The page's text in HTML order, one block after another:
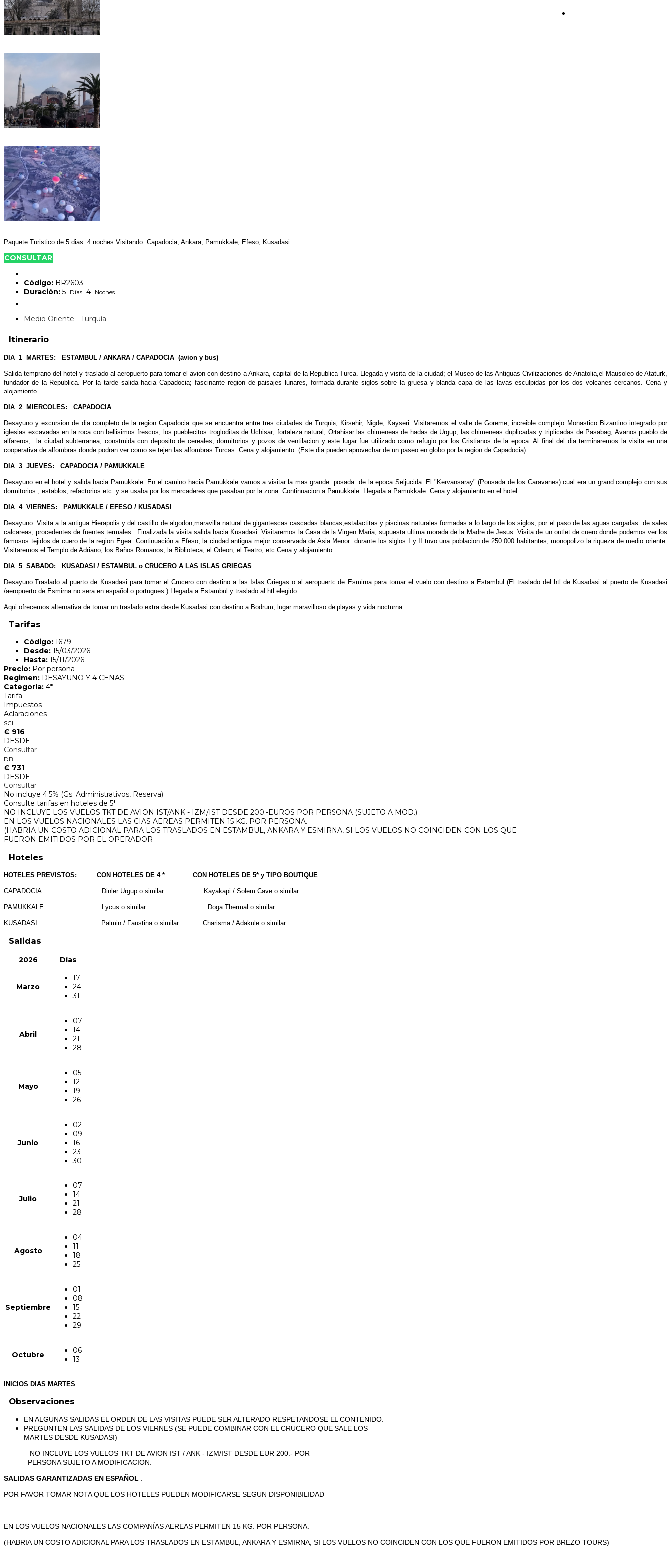
Paquete Turistico de 5 dias 4 noches Visitando Capadocia, Ankara, Pamukkale, Efeso, Kusadasi.
CONSULTAR
Código: BR2603
Duración: 5 Días 4 Noches
Medio Oriente - Turquía
Itinerario
DIA 1 MARTES: ESTAMBUL / ANKARA / CAPADOCIA (avion y bus)
Salida temprano del hotel y traslado al aeropuerto para tomar el avion con destino a Ankara, capital de la Republica Turca. Llegada y visita de la ciudad; el Museo de las Antiguas Civilizaciones de Anatolia,el Mausoleo de Ataturk,
fundador de la Republica. Por la tarde salida hacia Capadocia; fascinante region de paisajes lunares, formada durante siglos sobre la gruesa y blanda capa de las lavas esculpidas por los dos volcanes cercanos. Cena y
alojamiento.
DIA 2 MIERCOLES: CAPADOCIA
Desayuno y excursion de dia completo de la region Capadocia que se encuentra entre tres ciudades de Turquia; Kirsehir, Nigde, Kayseri. Visitaremos el valle de Goreme, increible complejo Monastico Bizantino integrado por
iglesias excavadas en la roca con bellisimos frescos, los pueblecitos trogloditas de Uchisar; fortaleza natural, Ortahisar las chimeneas de hadas de Urgup, las chimeneas duplicadas y triplicadas de Pasabag, Avanos pueblo de
alfareros, la ciudad subterranea, construida con deposito de cereales, dormitorios y pozos de ventilacion y este lugar fue utilizado como refugio por los Cristianos de la epoca. Al final del dia terminaremos la visita en una
cooperativa de alfombras donde podran ver como se tejen las alfombras Turcas. Cena y alojamiento. (Este dia pueden aprovechar de un paseo en globo por la region de Capadocia)
DIA 3 JUEVES: CAPADOCIA / PAMUKKALE
Desayuno en el hotel y salida hacia Pamukkale. En el camino hacia Pamukkale vamos a visitar la mas grande posada de la epoca Seljucida. El "Kervansaray" (Pousada de los Caravanes) cual era un grand complejo con sus
dormitorios , establos, refactorios etc. y se usaba por los mercaderes que pasaban por la zona. Continuacion a Pamukkale. Llegada a Pamukkale. Cena y alojamiento en el hotel.
DIA 4 VIERNES: PAMUKKALE / EFESO / KUSADASI
Desayuno. Visita a la antigua Hierapolis y del castillo de algodon,maravilla natural de gigantescas cascadas blancas,estalactitas y piscinas naturales formadas a lo largo de los siglos, por el paso de las aguas cargadas de sales
calcareas, procedentes de fuentes termales. Finalizada la visita salida hacia Kusadasi. Visitaremos la Casa de la Virgen Maria, supuesta ultima morada de la Madre de Jesus. Visita de un outlet de cuero donde podemos ver los
famosos tejidos de cuero de la region Egea. Continuación a Efeso, la ciudad antigua mejor conservada de Asia Menor durante los siglos І y ІІ tuvo una poblacion de 250.000 habitantes, monopolizo la riqueza de medio oriente.
Visitaremos el Templo de Adriano, los Baños Romanos, la Biblioteca, el Odeon, el Teatro, etc.Cena y alojamiento.
DIA 5 SABADO: KUSADASI / ESTAMBUL o CRUCERO A LAS ISLAS GRIEGAS
Desayuno.Traslado al puerto de Kusadasi para tomar el Crucero con destino a las Islas Griegas o al aeropuerto de Esmirna para tomar el vuelo con destino a Estambul (El traslado del htl de Kusadasi al puerto de Kusadasi
/aeropuerto de Esmirna no sera en español o portugues.) Llegada a Estambul y traslado al htl elegido.
Aqui ofrecemos alternativa de tomar un traslado extra desde Kusadasi con destino a Bodrum, lugar maravilloso de playas y vida nocturna.
Tarifas
Código: 1679
Desde: 15/03/2026
Hasta: 15/11/2026
Precio: Por persona
Regimen: DESAYUNO Y 4 CENAS
Categoría: 4*
Tarifa
Impuestos
Aclaraciones
SGL
€ 916
DESDE
Consultar
DBL
€ 731
DESDE
Consultar
No incluye 4.5% (Gs. Administrativos, Reserva)
Consulte tarifas en hoteles de 5*
NO INCLUYE LOS VUELOS TKT DE AVION IST/ANK - IZM/IST DESDE 200.-EUROS POR PERSONA (SUJETO A MOD.) .
EN LOS VUELOS NACIONALES LAS CIAS AEREAS PERMITEN 15 KG. POR PERSONA.
(HABRIA UN COSTO ADICIONAL PARA LOS TRASLADOS EN ESTAMBUL, ANKARA Y ESMIRNA, SI LOS VUELOS NO COINCIDEN CON LOS QUE
FUERON EMITIDOS POR EL OPERADOR
Hoteles
HOTELES PREVISTOS: CON HOTELES DE 4 * CON HOTELES DE 5* y TIPO BOUTIQUE
CAPADOCIA : Dinler Urgup o similar Kayakapi / Solem Cave o similar
PAMUKKALE : Lycus o similar Doga Thermal o similar
KUSADASI : Palmin / Faustina o similar Charisma / Adakule o similar
Salidas
2026 Días
Marzo
17
24
31
Abril
07
14
21
28
Mayo
05
12
19
26
Junio
02
09
16
23
30
Julio
07
14
21
28
Agosto
04
11
18
25
Septiembre
01
08
15
22
29
Octubre
06
13
INICIOS DIAS MARTES
Observaciones
EN ALGUNAS SALIDAS EL ORDEN DE LAS VISITAS PUEDE SER ALTERADO RESPETANDOSE EL CONTENIDO.
PREGUNTEN LAS SALIDAS DE LOS VIERNES (SE PUEDE COMBINAR CON EL CRUCERO QUE SALE LOS
MARTES DESDE KUSADASI)
NO INCLUYE LOS VUELOS TKT DE AVION IST / ANK - IZM/IST DESDE EUR 200.- POR
PERSONA SUJETO A MODIFICACION.
SALIDAS GARANTIZADAS EN ESPAÑOL
POR FAVOR TOMAR NOTA QUE LOS HOTELES PUEDEN MODIFICARSE SEGUN DISPONIBILIDAD
EN LOS VUELOS NACIONALES LAS COMPANÍAS AEREAS PERMITEN 15 KG. POR PERSONA.
(HABRIA UN COSTO ADICIONAL PARA LOS TRASLADOS EN ESTAMBUL, ANKARA Y ESMIRNA, SI LOS VUELOS NO COINCIDEN CON LOS QUE FUERON EMITIDOS POR BREZO TOURS)